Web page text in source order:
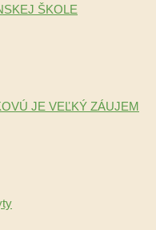
ŠKOLE
JE VEĽKÝ ZÁUJEM